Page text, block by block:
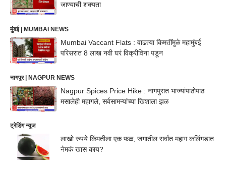
जाण्याची शक्यता
मुंबई | MUMBAI NEWS
Mumbai Vaccant Flats : वाढत्या किमतींमुळे महामुंबई
परिसरात 8 लाख नवी घरं विक्रीविना पडून
नागपूर | NAGPUR NEWS
Nagpur Spices Price Hike : नागपुरात भाज्यांपाठोपाठ
मसालेही महागले, सर्वसामन्यांच्या खिशाला झळ
ट्रेडिंग न्यूज
लाखो रुपये किंमतीला एक फळ, जगातील सर्वात महाग कलिंगडात
नेमकं खास काय?